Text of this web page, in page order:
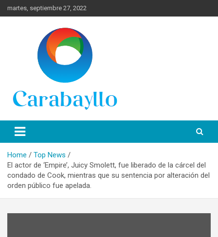
to
martes, septiembre 27, 2022
Portal de Lima Norte y
Carabayllo
información turística en español de toda España.
Home
Top News
El actor de ‘Empire’, Juicy Smolett, fue liberado de la cárcel del
condado de Cook, mientras que su sentencia por alteración del
orden público fue apelada.